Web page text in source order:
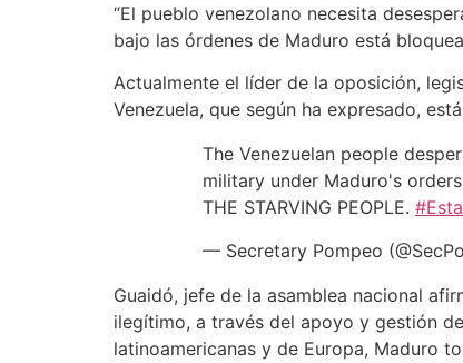
“El pueblo venezolano necesita
bajo las órdenes de Maduro está
Actualmente el líder de la oposición,
Venezuela, que según ha expresado,
The Venezuelan people
military under Maduro's
THE STARVING PEOPLE.
— Secretary Pompeo
Guaidó, jefe de la asamblea nacional
ilegítimo, a través del apoyo y gestión
latinoamericanas y de Europa, Maduro